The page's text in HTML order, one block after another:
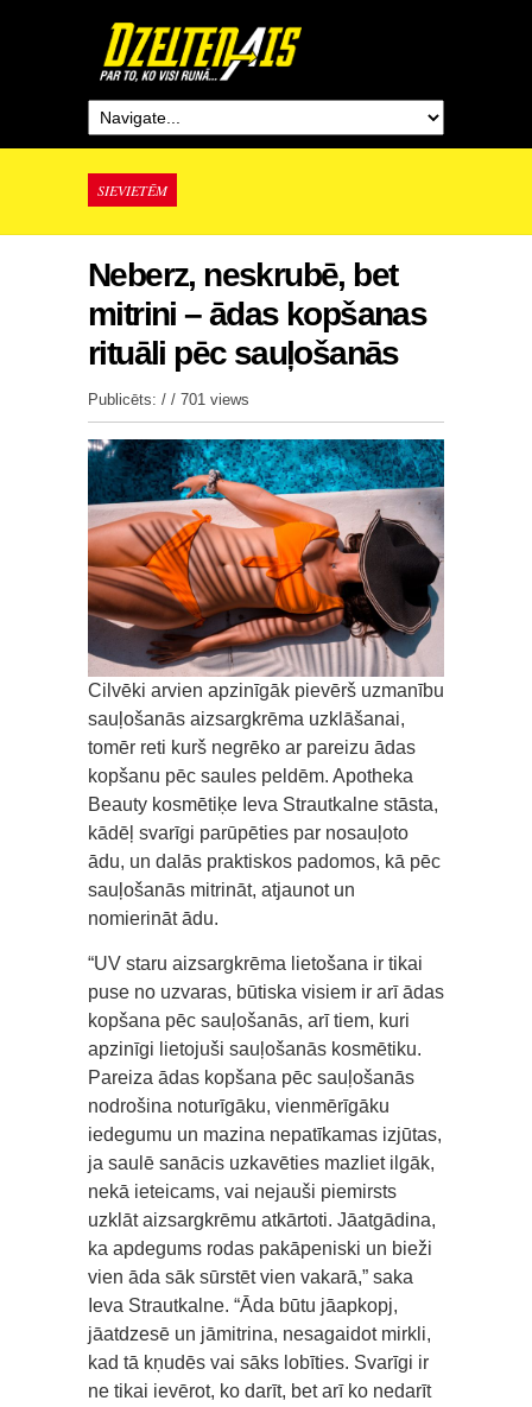
SIEVIETĒM
Neberz, neskrubē, bet
mitrini – ādas kopšanas
rituāli pēc sauļošanās
Publicēts: / / 701 views
Cilvēki arvien apzinīgāk pievērš uzmanību
sauļošanās aizsargkrēma uzklāšanai,
tomēr reti kurš negrēko ar pareizu ādas
kopšanu pēc saules peldēm. Apotheka
Beauty kosmētiķe Ieva Strautkalne stāsta,
kādēļ svarīgi parūpēties par nosauļoto
ādu, un dalās praktiskos padomos, kā pēc
sauļošanās mitrināt, atjaunot un
nomierināt ādu.
“UV staru aizsargkrēma lietošana ir tikai
puse no uzvaras, būtiska visiem ir arī ādas
kopšana pēc sauļošanās, arī tiem, kuri
apzinīgi lietojuši sauļošanās kosmētiku.
Pareiza ādas kopšana pēc sauļošanās
nodrošina noturīgāku, vienmērīgāku
iedegumu un mazina nepatīkamas izjūtas,
ja saulē sanācis uzkavēties mazliet ilgāk,
nekā ieteicams, vai nejauši piemirsts
uzklāt aizsargkrēmu atkārtoti. Jāatgādina,
ka apdegums rodas pakāpeniski un bieži
vien āda sāk sūrstēt vien vakarā,” saka
Ieva Strautkalne. “Āda būtu jāapkopj,
jāatdzesē un jāmitrina, nesagaidot mirkli,
kad tā kņudēs vai sāks lobīties. Svarīgi ir
ne tikai ievērot, ko darīt, bet arī ko nedarīt